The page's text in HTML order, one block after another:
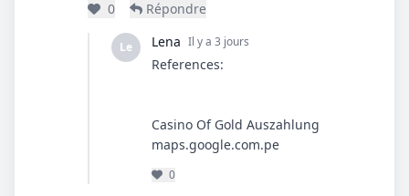
0 Répondre
Le Lena Il y a 3 jours
References:
Casino Of Gold Auszahlung
maps.google.com.pe
0